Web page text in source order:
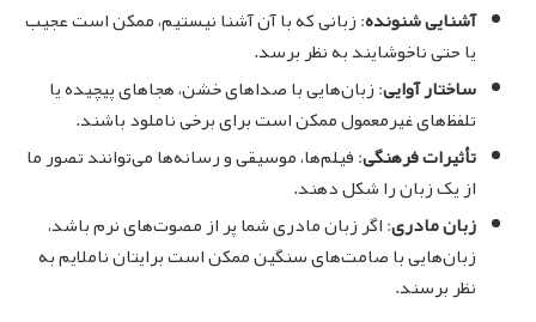
آشنایی شنونده: زبانی که با آن آشنا نیستیم، ممکن است عجیب
یا حتی ناخوشایند به نظر برسد.
ساختار آوایی: زبان‌هایی با صداهای خشن، هجاهای پیچیده یا
تلفظ‌های غیرمعمول ممکن است برای برخی ناملود باشند.
تأثیرات فرهنگی: فیلم‌ها، موسیقی و رسانه‌ها می‌توانند تصور ما
از یک زبان را شکل دهند.
زبان مادری: اگر زبان مادری شما پر از مصوت‌های نرم باشد،
زبان‌هایی با صامت‌های سنگین ممکن است برایتان ناملایم به
نظر برسند.